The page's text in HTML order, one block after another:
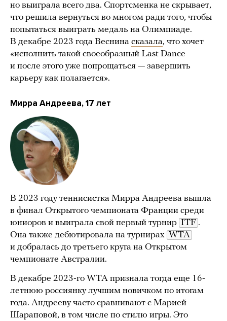
но выиграла всего два. Спортсменка не скрывает,
что решила вернуться во многом ради того, чтобы
попытаться выиграть медаль на Олимпиаде.
В декабре 2023 года Веснина сказала, что хочет
«исполнить такой своеобразный Last Dance
и после этого уже попрощаться — завершить
карьеру как полагается».
Мирра Андреева, 17 лет
В 2023 году теннисистка Мирра Андреева вышла
в финал Открытого чемпионата Франции среди
юниоров и выиграла свой первый турнир ITF .
Она также дебютировала на турнирах WTA
и добралась до третьего круга на Открытом
чемпионате Австралии.
В декабре 2023-го WTA признала тогда еще 16-
летнюю россиянку лучшим новичком по итогам
года. Андрееву часто сравнивают с Марией
Шараповой, в том числе по стилю игры. Это